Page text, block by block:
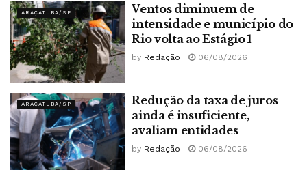
ARAÇATUBA/SP
Ventos diminuem de
intensidade e município do
Rio volta ao Estágio 1
by Redação 06/08/2026
ARAÇATUBA/SP
Redução da taxa de juros
ainda é insuficiente,
avaliam entidades
by Redação 06/08/2026